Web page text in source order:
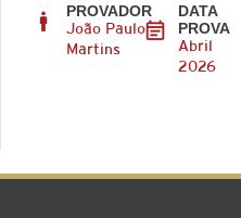
PROVADOR
João Paulo
Martins
DATA
PROVA
Abril
2026